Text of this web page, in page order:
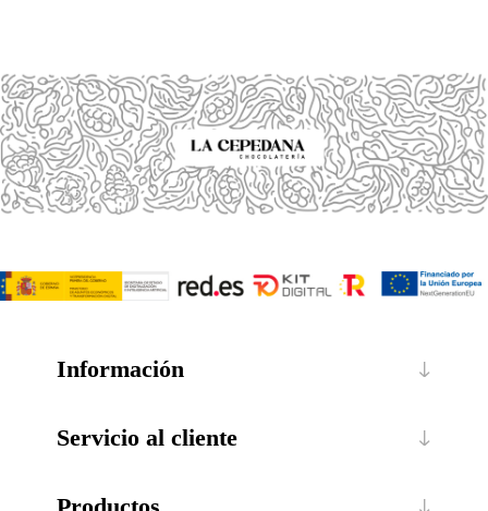
Información
Servicio al cliente